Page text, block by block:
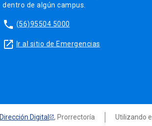
dentro de algún campus.
phone (56)95504 5000
launch Ir al sitio de Emergencias
Dirección Digital , Prorrectoría Utilizando el